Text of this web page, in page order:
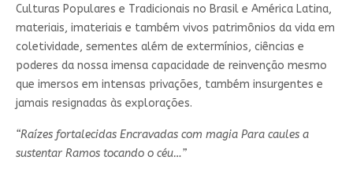
Culturas Populares e Tradicionais no Brasil e América Latina,
materiais, imateriais e também vivos patrimônios da vida em
coletividade, sementes além de extermínios, ciências e
poderes da nossa imensa capacidade de reinvenção mesmo
que imersos em intensas privações, também insurgentes e
jamais resignadas às explorações.
“Raízes fortalecidas Encravadas com magia Para caules a
sustentar Ramos tocando o céu…”